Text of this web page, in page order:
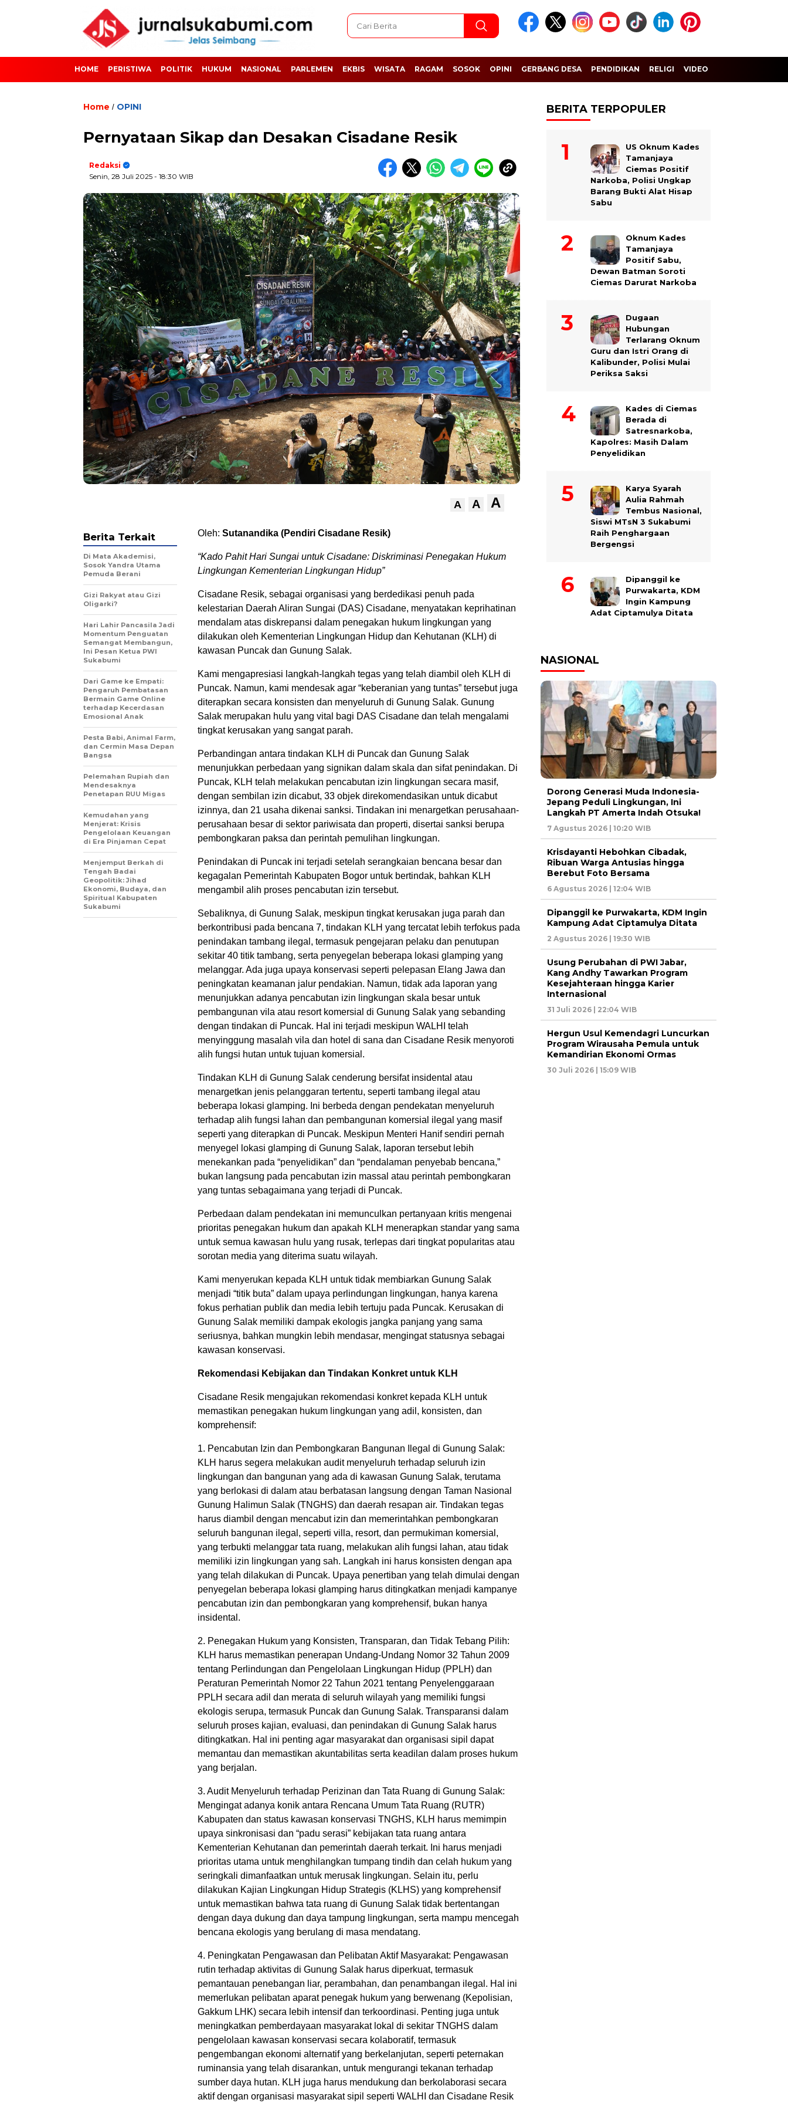
HOME PERISTIWA POLITIK HUKUM NASIONAL PARLEMEN EKBIS WISATA RAGAM SOSOK OPINI GERBANG DESA PENDIDIKAN RELIGI VIDEO
Home / OPINI
Pernyataan Sikap dan Desakan Cisadane Resik
Redaksi
Senin, 28 Juli 2025 - 18:30 WIB
A A A
Oleh: Sutanandika (Pendiri Cisadane Resik)
“Kado Pahit Hari Sungai untuk Cisadane: Diskriminasi Penegakan Hukum
Lingkungan Kementerian Lingkungan Hidup”
Cisadane Resik, sebagai organisasi yang berdedikasi penuh pada
kelestarian Daerah Aliran Sungai (DAS) Cisadane, menyatakan keprihatinan
mendalam atas diskrepansi dalam penegakan hukum lingkungan yang
dilakukan oleh Kementerian Lingkungan Hidup dan Kehutanan (KLH) di
kawasan Puncak dan Gunung Salak.
Kami mengapresiasi langkah-langkah tegas yang telah diambil oleh KLH di
Puncak. Namun, kami mendesak agar “keberanian yang tuntas” tersebut juga
diterapkan secara konsisten dan menyeluruh di Gunung Salak. Gunung
Salak merupakan hulu yang vital bagi DAS Cisadane dan telah mengalami
tingkat kerusakan yang sangat parah.
Perbandingan antara tindakan KLH di Puncak dan Gunung Salak
menunjukkan perbedaan yang signikan dalam skala dan sifat penindakan. Di
Puncak, KLH telah melakukan pencabutan izin lingkungan secara masif,
dengan sembilan izin dicabut, 33 objek direkomendasikan untuk dicabut
izinnya, dan 21 usaha dikenai sanksi. Tindakan ini menargetkan perusahaan-
perusahaan besar di sektor pariwisata dan properti, disertai sanksi berupa
pembongkaran paksa dan perintah pemulihan lingkungan.
Penindakan di Puncak ini terjadi setelah serangkaian bencana besar dan
kegagalan Pemerintah Kabupaten Bogor untuk bertindak, bahkan KLH
mengambil alih proses pencabutan izin tersebut.
Sebaliknya, di Gunung Salak, meskipun tingkat kerusakan juga parah dan
berkontribusi pada bencana 7, tindakan KLH yang tercatat lebih terfokus pada
penindakan tambang ilegal, termasuk pengejaran pelaku dan penutupan
sekitar 40 titik tambang, serta penyegelan beberapa lokasi glamping yang
melanggar. Ada juga upaya konservasi seperti pelepasan Elang Jawa dan
peningkatan keamanan jalur pendakian. Namun, tidak ada laporan yang
menunjukkan adanya pencabutan izin lingkungan skala besar untuk
pembangunan vila atau resort komersial di Gunung Salak yang sebanding
dengan tindakan di Puncak. Hal ini terjadi meskipun WALHI telah
menyinggung masalah vila dan hotel di sana dan Cisadane Resik menyoroti
alih fungsi hutan untuk tujuan komersial.
Tindakan KLH di Gunung Salak cenderung bersifat insidental atau
menargetkan jenis pelanggaran tertentu, seperti tambang ilegal atau
beberapa lokasi glamping. Ini berbeda dengan pendekatan menyeluruh
terhadap alih fungsi lahan dan pembangunan komersial ilegal yang masif
seperti yang diterapkan di Puncak. Meskipun Menteri Hanif sendiri pernah
menyegel lokasi glamping di Gunung Salak, laporan tersebut lebih
menekankan pada “penyelidikan” dan “pendalaman penyebab bencana,”
bukan langsung pada pencabutan izin massal atau perintah pembongkaran
yang tuntas sebagaimana yang terjadi di Puncak.
Perbedaan dalam pendekatan ini memunculkan pertanyaan kritis mengenai
prioritas penegakan hukum dan apakah KLH menerapkan standar yang sama
untuk semua kawasan hulu yang rusak, terlepas dari tingkat popularitas atau
sorotan media yang diterima suatu wilayah.
Kami menyerukan kepada KLH untuk tidak membiarkan Gunung Salak
menjadi “titik buta” dalam upaya perlindungan lingkungan, hanya karena
fokus perhatian publik dan media lebih tertuju pada Puncak. Kerusakan di
Gunung Salak memiliki dampak ekologis jangka panjang yang sama
seriusnya, bahkan mungkin lebih mendasar, mengingat statusnya sebagai
kawasan konservasi.
Rekomendasi Kebijakan dan Tindakan Konkret untuk KLH
Cisadane Resik mengajukan rekomendasi konkret kepada KLH untuk
memastikan penegakan hukum lingkungan yang adil, konsisten, dan
komprehensif:
1. Pencabutan Izin dan Pembongkaran Bangunan Ilegal di Gunung Salak:
KLH harus segera melakukan audit menyeluruh terhadap seluruh izin
lingkungan dan bangunan yang ada di kawasan Gunung Salak, terutama
yang berlokasi di dalam atau berbatasan langsung dengan Taman Nasional
Gunung Halimun Salak (TNGHS) dan daerah resapan air. Tindakan tegas
harus diambil dengan mencabut izin dan memerintahkan pembongkaran
seluruh bangunan ilegal, seperti villa, resort, dan permukiman komersial,
yang terbukti melanggar tata ruang, melakukan alih fungsi lahan, atau tidak
memiliki izin lingkungan yang sah. Langkah ini harus konsisten dengan apa
yang telah dilakukan di Puncak. Upaya penertiban yang telah dimulai dengan
penyegelan beberapa lokasi glamping harus ditingkatkan menjadi kampanye
pencabutan izin dan pembongkaran yang komprehensif, bukan hanya
insidental.
2. Penegakan Hukum yang Konsisten, Transparan, dan Tidak Tebang Pilih:
KLH harus memastikan penerapan Undang-Undang Nomor 32 Tahun 2009
tentang Perlindungan dan Pengelolaan Lingkungan Hidup (PPLH) dan
Peraturan Pemerintah Nomor 22 Tahun 2021 tentang Penyelenggaraan
PPLH secara adil dan merata di seluruh wilayah yang memiliki fungsi
ekologis serupa, termasuk Puncak dan Gunung Salak. Transparansi dalam
seluruh proses kajian, evaluasi, dan penindakan di Gunung Salak harus
ditingkatkan. Hal ini penting agar masyarakat dan organisasi sipil dapat
memantau dan memastikan akuntabilitas serta keadilan dalam proses hukum
yang berjalan.
3. Audit Menyeluruh terhadap Perizinan dan Tata Ruang di Gunung Salak:
Mengingat adanya konik antara Rencana Umum Tata Ruang (RUTR)
Kabupaten dan status kawasan konservasi TNGHS, KLH harus memimpin
upaya sinkronisasi dan “padu serasi” kebijakan tata ruang antara
Kementerian Kehutanan dan pemerintah daerah terkait. Ini harus menjadi
prioritas utama untuk menghilangkan tumpang tindih dan celah hukum yang
seringkali dimanfaatkan untuk merusak lingkungan. Selain itu, perlu
dilakukan Kajian Lingkungan Hidup Strategis (KLHS) yang komprehensif
untuk memastikan bahwa tata ruang di Gunung Salak tidak bertentangan
dengan daya dukung dan daya tampung lingkungan, serta mampu mencegah
bencana ekologis yang berulang di masa mendatang.
4. Peningkatan Pengawasan dan Pelibatan Aktif Masyarakat: Pengawasan
rutin terhadap aktivitas di Gunung Salak harus diperkuat, termasuk
pemantauan penebangan liar, perambahan, dan penambangan ilegal. Hal ini
memerlukan pelibatan aparat penegak hukum yang berwenang (Kepolisian,
Gakkum LHK) secara lebih intensif dan terkoordinasi. Penting juga untuk
meningkatkan pemberdayaan masyarakat lokal di sekitar TNGHS dalam
pengelolaan kawasan konservasi secara kolaboratif, termasuk
pengembangan ekonomi alternatif yang berkelanjutan, seperti peternakan
ruminansia yang telah disarankan, untuk mengurangi tekanan terhadap
sumber daya hutan. KLH juga harus mendukung dan berkolaborasi secara
aktif dengan organisasi masyarakat sipil seperti WALHI dan Cisadane Resik
Berita Terkait
Di Mata Akademisi,
Sosok Yandra Utama
Pemuda Berani
Gizi Rakyat atau Gizi
Oligarki?
Hari Lahir Pancasila Jadi
Momentum Penguatan
Semangat Membangun,
Ini Pesan Ketua PWI
Sukabumi
Dari Game ke Empati:
Pengaruh Pembatasan
Bermain Game Online
terhadap Kecerdasan
Emosional Anak
Pesta Babi, Animal Farm,
dan Cermin Masa Depan
Bangsa
Pelemahan Rupiah dan
Mendesaknya
Penetapan RUU Migas
Kemudahan yang
Menjerat: Krisis
Pengelolaan Keuangan
di Era Pinjaman Cepat
Menjemput Berkah di
Tengah Badai
Geopolitik: Jihad
Ekonomi, Budaya, dan
Spiritual Kabupaten
Sukabumi
BERITA TERPOPULER
US Oknum Kades
Tamanjaya
Ciemas Positif
Narkoba, Polisi Ungkap
Barang Bukti Alat Hisap
Sabu
Oknum Kades
Tamanjaya
Positif Sabu,
Dewan Batman Soroti
Ciemas Darurat Narkoba
Dugaan
Hubungan
Terlarang Oknum
Guru dan Istri Orang di
Kalibunder, Polisi Mulai
Periksa Saksi
Kades di Ciemas
Berada di
Satresnarkoba,
Kapolres: Masih Dalam
Penyelidikan
Karya Syarah
Aulia Rahmah
Tembus Nasional,
Siswi MTsN 3 Sukabumi
Raih Penghargaan
Bergengsi
Dipanggil ke
Purwakarta, KDM
Ingin Kampung
Adat Ciptamulya Ditata
NASIONAL
Dorong Generasi Muda Indonesia-
Jepang Peduli Lingkungan, Ini
Langkah PT Amerta Indah Otsuka!
7 Agustus 2026 | 10:20 WIB
Krisdayanti Hebohkan Cibadak,
Ribuan Warga Antusias hingga
Berebut Foto Bersama
6 Agustus 2026 | 12:04 WIB
Dipanggil ke Purwakarta, KDM Ingin
Kampung Adat Ciptamulya Ditata
2 Agustus 2026 | 19:30 WIB
Usung Perubahan di PWI Jabar,
Kang Andhy Tawarkan Program
Kesejahteraan hingga Karier
Internasional
31 Juli 2026 | 22:04 WIB
Hergun Usul Kemendagri Luncurkan
Program Wirausaha Pemula untuk
Kemandirian Ekonomi Ormas
30 Juli 2026 | 15:09 WIB